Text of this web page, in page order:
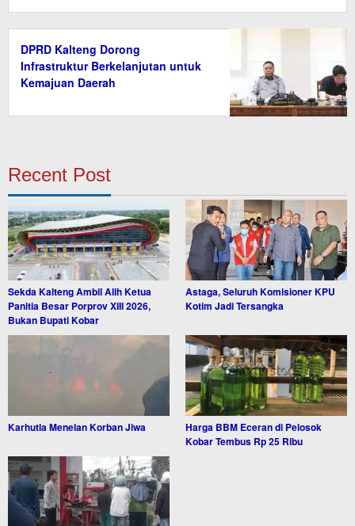
DPRD Kalteng Dorong
Infrastruktur Berkelanjutan untuk
Kemajuan Daerah
Recent Post
Sekda Kalteng Ambil Alih Ketua
Panitia Besar Porprov XIII 2026,
Bukan Bupati Kobar
Astaga, Seluruh Komisioner KPU
Kotim Jadi Tersangka
Karhutla Menelan Korban Jiwa
Harga BBM Eceran di Pelosok
Kobar Tembus Rp 25 Ribu